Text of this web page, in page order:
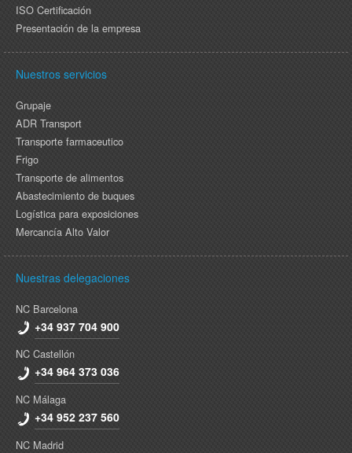
ISO Certificación
Presentación de la empresa
Nuestros servicios
Grupaje
ADR Transport
Transporte farmaceutico
Frigo
Transporte de alimentos
Abastecimiento de buques
Logística para exposiciones
Mercancía Alto Valor
Nuestras delegaciones
NC Barcelona
+34 937 704 900
NC Castellón
+34 964 373 036
NC Málaga
+34 952 237 560
NC Madrid